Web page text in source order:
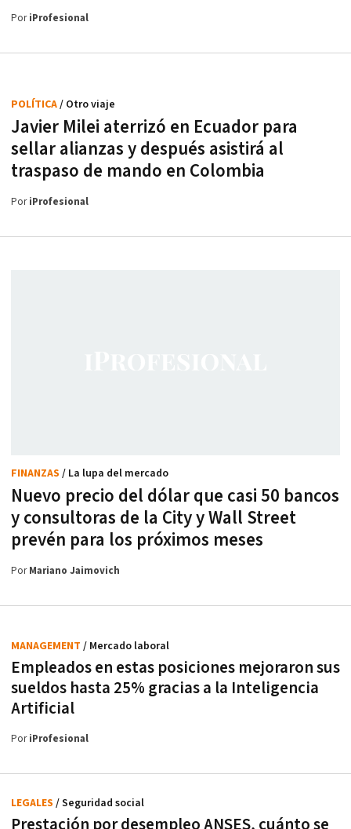
PoriProfesional
Javier Milei aterrizó en Ecuador para
sellar alianzas y después asistirá al
traspaso de mando en Colombia
POLÍTICA/ Otro viaje
PoriProfesional
Nuevo precio del dólar que casi 50 bancos
y consultoras de la City y Wall Street
prevén para los próximos meses
FINANZAS / La lupa del mercado
PorMariano Jaimovich
Empleados en estas posiciones mejoraron sus
sueldos hasta 25% gracias a la Inteligencia
Artificial
MANAGEMENT / Mercado laboral
PoriProfesional
Prestación por desempleo ANSES, cuánto se
LEGALES / Seguridad social